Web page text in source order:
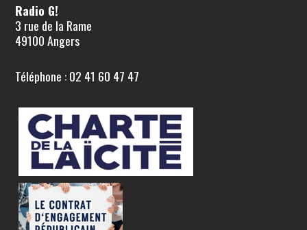
Radio G!
3 rue de la Rame
49100 Angers
Téléphone : 02 41 60 47 47